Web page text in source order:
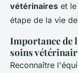
vétérinaires et
étape de la vie
Importance de
soins
Reconnaître